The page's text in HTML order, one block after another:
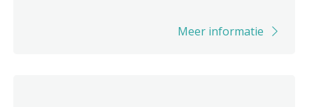
Meer informatie